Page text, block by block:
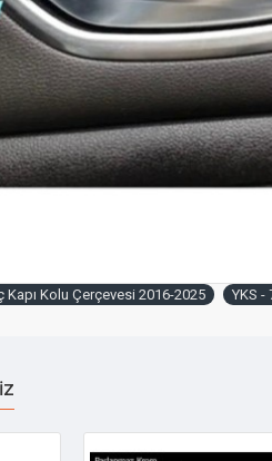
Kapı Kolu Çerçevesi 2016-2025 YKS -